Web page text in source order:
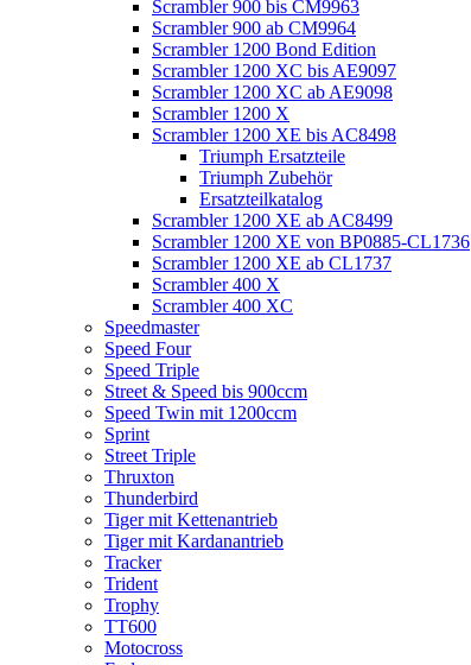
Scrambler 900 bis CM9963
Scrambler 900 ab CM9964
Scrambler 1200 Bond Edition
Scrambler 1200 XC bis AE9097
Scrambler 1200 XC ab AE9098
Scrambler 1200 X
Scrambler 1200 XE bis AC8498
Triumph Ersatzteile
Triumph Zubehör
Ersatzteilkatalog
Scrambler 1200 XE ab AC8499
Scrambler 1200 XE von BP0885-CL1736
Scrambler 1200 XE ab CL1737
Scrambler 400 X
Scrambler 400 XC
Speedmaster
Speed Four
Speed Triple
Street & Speed bis 900ccm
Speed Twin mit 1200ccm
Sprint
Street Triple
Thruxton
Thunderbird
Tiger mit Kettenantrieb
Tiger mit Kardanantrieb
Tracker
Trident
Trophy
TT600
Motocross